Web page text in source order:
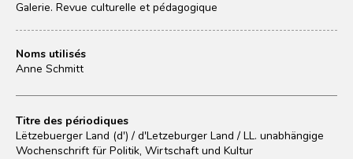
Galerie. Revue culturelle et pédagogique
Noms utilisés
Anne Schmitt
Titre des périodiques
Lëtzebuerger Land (d') / d'Letzeburger Land / LL. unabhängige
Wochenschrift für Politik, Wirtschaft und Kultur